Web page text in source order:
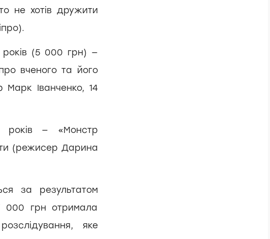
не хотів дружити
років (5 000 грн) —
вченого та його
Іванченко, 14
років — «Монстр
(режисер Дарина
за результатом
000 грн отримала
яке